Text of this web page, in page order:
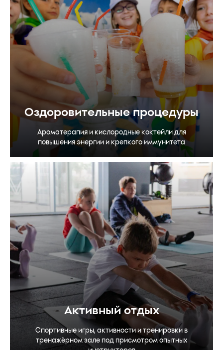
Оздоровительные процедуры
Ароматерапия и кислородные коктейли для
повышения энергии и крепкого иммунитета
Активный отдых
Спортивные игры, активности и тренировки в
тренажёрном зале под присмотром опытных